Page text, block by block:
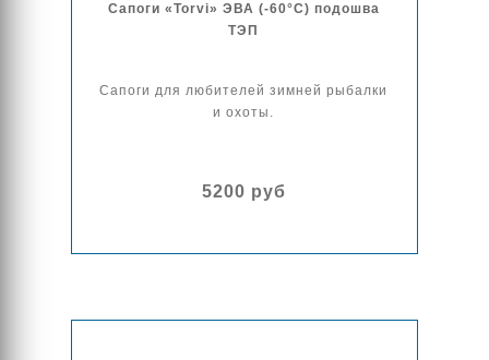
Сапоги «Torvi» ЭВА (-60°С) подошва
ТЭП
Сапоги для любителей зимней рыбалки
и охоты.
5200 руб